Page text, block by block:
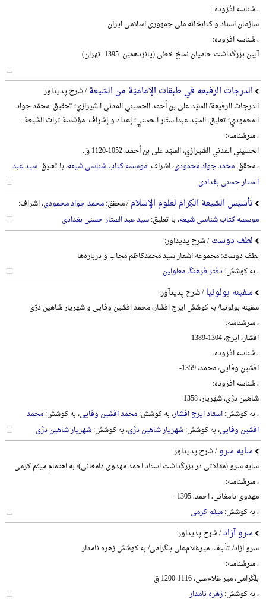
، شناسه افزوده:
سازمان اسناد و کتابخانه ملی جمهوری اسلامی ایران
، شناسه افزوده:
آیین بزرگداشت حامیان نسخ خطی (پانزدهمین: 1395: تهران)
الدرجات الرفیعه في طبقات الإمامیّة من الشیعة/ شرح پدیدآور:
الدرجات الرفیعة/ السیّد علی بن أحمد الحسیني المدني الشیرازي؛ تحقیق: محمّد جواد
المحمودي؛ تعلیق: السیّد عبدالستّار الحسني؛ إعداد و إشراف: مؤسَّسة تراث الشیعة.
، سرشناسه:
الحسیني المدني الشیرازي، السیّد علی بن أحمد، 1052-1120 ق.
، محقق:محمد جواد محمودی، اشراف:موسسه کتاب شناسی شیعه، با تعلیق:سید عبد
الستار حسنی بغدادی
تأسیس الشیعة الکِرام لعلوم الإسلام/ محقق:محمد جواد محمودی، اشراف:
موسسه کتاب شناسی شیعه، با تعلیق:سید عبد الستار حسنی بغدادی
لطف دوست/ شرح پدیدآور:
لطف دوست: مجموعه اشعار سید محمدکاظم مجاب و درباره‌ها
، به کوشش:دفتر فرهنگ معلولین
سفینه بولونیا/ شرح پدیدآور:
سفینه بولونیا/ به کوشش ایرج افشار، محمد افشین وفایی و شهریار شاهین دژی
، سرشناسه:
افشار، ایرج، 1304-1389
، شناسه افزوده:
افشین وفایی، محمد، 1359-
، شناسه افزوده:
شاهین دژی، شهریار، 1358-
، به کوشش:استاد ایرج افشار، به کوشش:محمد افشین وفایی، به کوشش:محمد
افشین وفایی، به کوشش:شهریار شاهین دژی، به کوشش:شهریار شاهین دژی
سایه سرو/ شرح پدیدآور:
سایه سرو (مقالاتی در بزرگداشت استاد احمد مهدوی دامغانی)/ به اهتمام میثم کرمی
، سرشناسه:
مهدوی دامغانی، احمد، 1305-
، به کوشش:میثم کرمی
سرو آزاد/ شرح پدیدآور:
سرو آزاد/ تألیف: میرغلام‌علی بلگرامی/ به کوشش زهره نامدار
، سرشناسه:
بلگرامی، میر غلام‌علی، 1116-1200 ق
، به کوشش:زهره نامدار